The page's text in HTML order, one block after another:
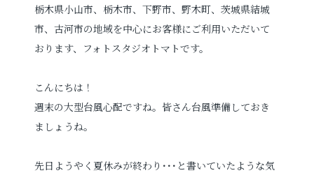
その他の撮影
証明写真 シニア・還暦写真
栃木県小山市、栃木市、下野市、野木町、茨城県結城
市、古河市の地域を中心にお客様にご利用いただいて
おります、フォトスタジオトマトです。
こんにちは！
週末の大型台風心配ですね。皆さん台風準備しておき
ましょうね。
先日ようやく夏休みが終わり･･･と書いていたような気